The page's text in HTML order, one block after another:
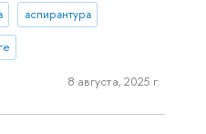
аспирантура
8 августа, 2025 г.